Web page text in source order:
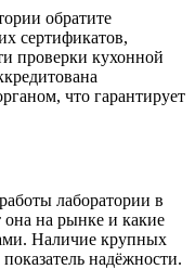
обратите
сертификатов,
проверки кухонной
что гарантирует
лаборатории в
она на рынке и какие
Наличие крупных
надёжности.